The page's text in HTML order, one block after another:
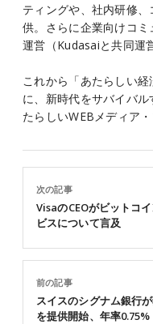
ティングや、社内研修
供。さらに企業向けコ
運営（Kudasaiと共同運
これから「あたらしい
に、新時代をサバイバ
たらしいWEBメディア
前の記事
スイスのシグナム銀行
を提供開始、年率0.75%
次の記事
VisaのCEOがビットコ
ビスについて言及